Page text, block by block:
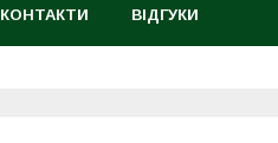
КОНТАКТИ ВІДГУКИ